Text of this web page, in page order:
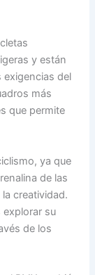
y están
del
más
que permite
ya que
de las
creatividad.
explorar su
de los